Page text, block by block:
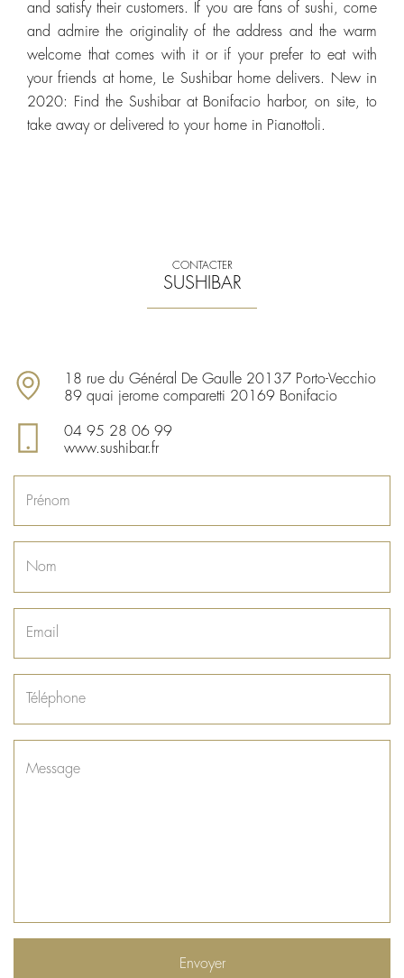
and satisfy their customers. If you are fans of sushi, come
and admire the originality of the address and the warm
welcome that comes with it or if your prefer to eat with
your friends at home, Le Sushibar home delivers. New in
2020: Find the Sushibar at Bonifacio harbor, on site, to
take away or delivered to your home in Pianottoli.
CONTACTER
SUSHIBAR
18 rue du Général De Gaulle 20137 Porto-Vecchio
89 quai jerome comparetti 20169 Bonifacio
04 95 28 06 99
www.sushibar.fr